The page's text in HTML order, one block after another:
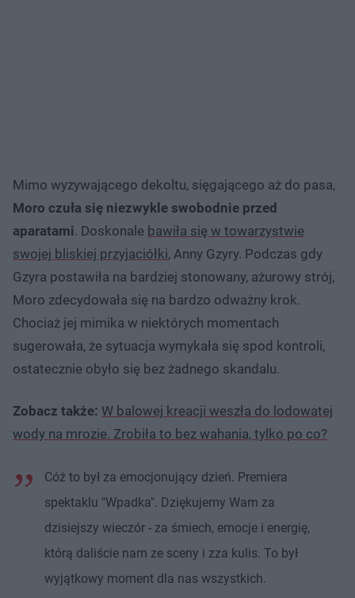
Mimo wyzywającego dekoltu, sięgającego aż do pasa,
Moro czuła się niezwykle swobodnie przed
aparatami. Doskonale bawiła się w towarzystwie
swojej bliskiej przyjaciółki, Anny Gzyry. Podczas gdy
Gzyra postawiła na bardziej stonowany, ażurowy strój,
Moro zdecydowała się na bardzo odważny krok.
Chociaż jej mimika w niektórych momentach
sugerowała, że sytuacja wymykała się spod kontroli,
ostatecznie obyło się bez żadnego skandalu.
Zobacz także: W balowej kreacji weszła do lodowatej
wody na mrozie. Zrobiła to bez wahania, tylko po co?
Cóż to był za emocjonujący dzień. Premiera
spektaklu "Wpadka". Dziękujemy Wam za
dzisiejszy wieczór - za śmiech, emocje i energię,
którą daliście nam ze sceny i zza kulis. To był
wyjątkowy moment dla nas wszystkich.